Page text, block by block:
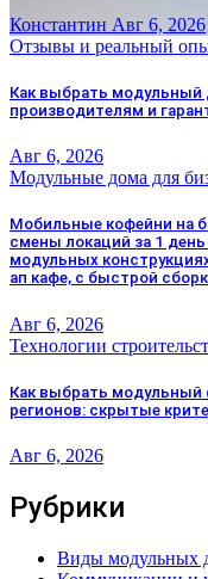
Константин Авг 6, 2026
Отзывы и реальный
Как выбрать
производителям и
Авг 6, 2026
Модульные дома для
Мобильные кофейни на
смены локаций за 1
модульных
ап кафе, с быстрой
Авг 6, 2026
Технологии
Как выбрать
регионов: скрытые
Авг 6, 2026
Рубрики
Виды модульных